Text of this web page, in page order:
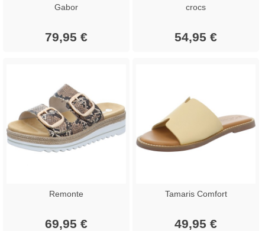
Gabor
79,95 €
crocs
54,95 €
Remonte
69,95 €
Tamaris Comfort
49,95 €